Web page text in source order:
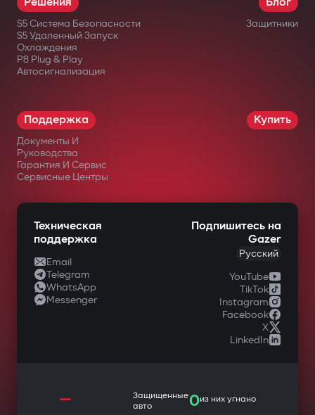
S5 Система Безопасности
S5 Удаленный Запуск
Охлаждения
P8 Plug & Play
Автосигнализация
Защитники
Поддержка
Документы И
Руководства
Гарантия И Сервис
Сервисные Центры
Купить
Техническая
поддержка
Email
Telegram
WhatsApp
Messenger
Подпишитесь на
Gazer
Русский
YouTube
TikTok
Instagram
Facebook
X
LinkedIn
—
Защищенные
авто
0из них угнано